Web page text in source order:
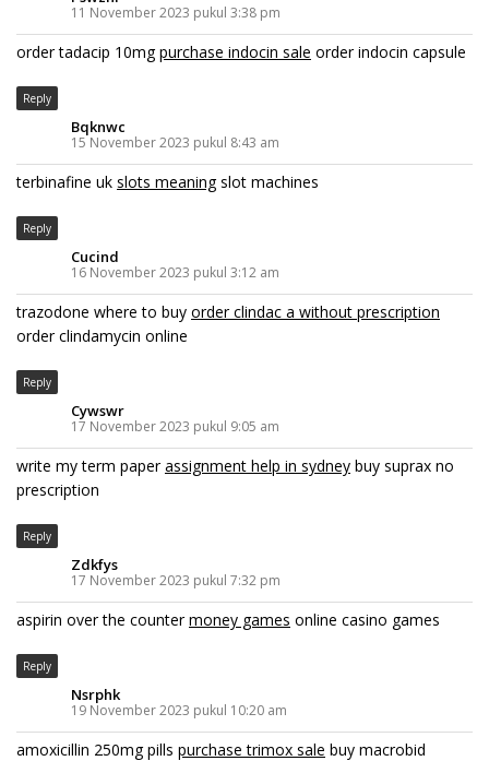
11 November 2023 pukul 3:38 pm
order tadacip 10mgpurchase indocin sale order indocin capsule
Reply
Bqknwc
15 November 2023 pukul 8:43 am
terbinafine uk slots meaningslot machines
Reply
Cucind
16 November 2023 pukul 3:12 am
trazodone where to buy order clindac a without prescription
order clindamycin online
Reply
Cywswr
17 November 2023 pukul 9:05 am
write my term paperassignment help in sydney buy suprax no
prescription
Reply
Zdkfys
17 November 2023 pukul 7:32 pm
aspirin over the countermoney games online casino games
Reply
Nsrphk
19 November 2023 pukul 10:20 am
amoxicillin 250mg pills purchase trimox sale buy macrobid